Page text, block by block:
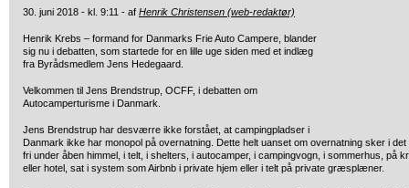
30. juni 2018 - kl. 9:11 - af Henrik Christensen (web-redaktør)
Henrik Krebs – formand for Danmarks Frie Auto Campere, blander
sig nu i debatten, som startede for en lille uge siden med et indlæg
fra Byrådsmedlem Jens Hedegaard.
Velkommen til Jens Brendstrup, OCFF, i debatten om
Autocamperturisme i Danmark.
Jens Brendstrup har desværre ikke forstået, at campingpladser i
Danmark ikke har monopol på overnatning. Dette helt uanset om overnatning sker i det
fri under åben himmel, i telt, i shelters, i autocamper, i campingvogn, i sommerhus, på
eller hotel, sat i system som Airbnb i private hjem eller i telt på private græsplæner.